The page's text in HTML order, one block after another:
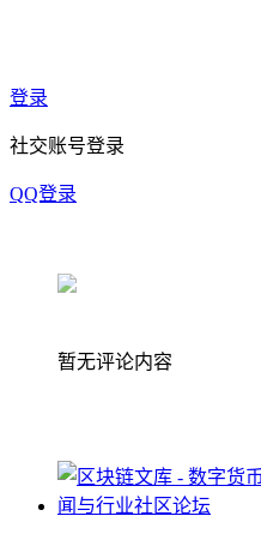
登录
社交账号登录
QQ登录
暂无评论内容